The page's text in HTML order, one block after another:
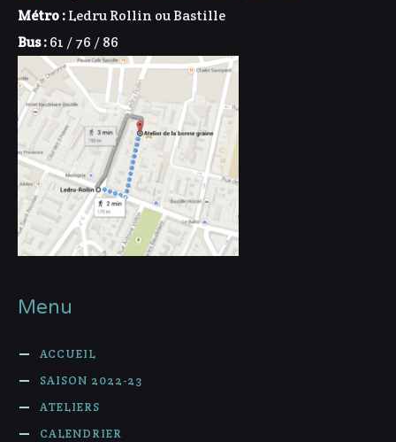
Métro :Ledru Rollin ou Bastille
Bus :61 / 76 / 86
Menu
ACCUEIL
SAISON 2022-23
ATELIERS
CALENDRIER